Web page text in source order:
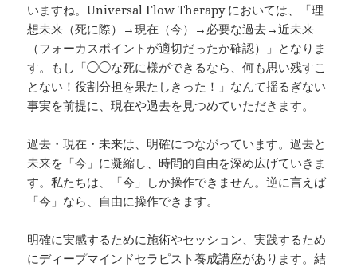
いますね。Universal Flow Therapy においては、「理
想未来（死に際）→現在（今）→必要な過去→近未来
（フォーカスポイントが適切だったか確認）」となりま
す。もし「◯◯な死に様ができるなら、何も思い残すこ
とない！役割分担を果たしきった！」なんて揺るぎない
事実を前提に、現在や過去を見つめていただきます。
過去・現在・未来は、明確につながっています。過去と
未来を「今」に凝縮し、時間的自由を深め広げていきま
す。私たちは、「今」しか操作できません。逆に言えば
「今」なら、自由に操作できます。
明確に実感するために施術やセッション、実践するため
にディープマインドセラピスト養成講座があります。結